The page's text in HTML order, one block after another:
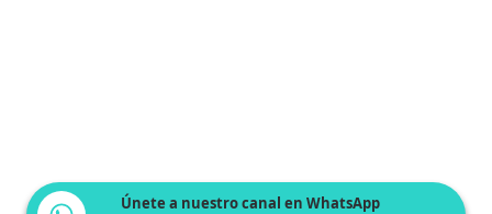
Únete a nuestro canal en WhatsApp